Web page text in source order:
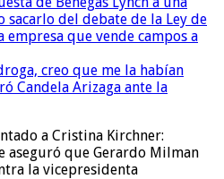
sacarlo del debate de la Ley de
que vende campos a
creo que me la habían
Candela Arizaga ante la
a Cristina Kirchner:
aseguró que Gerardo Milman
la vicepresidenta